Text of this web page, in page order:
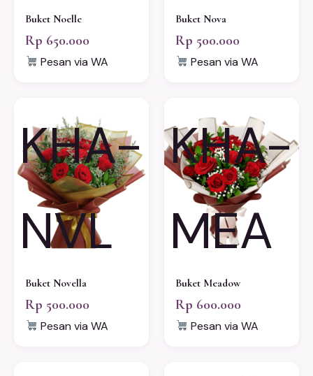
Buket Noelle
Rp 650.000
Pesan via WA
Buket Nova
Rp 500.000
Pesan via WA
KHA-
NVL
Buket Novella
Rp 500.000
Pesan via WA
KHA-
MEA
Buket Meadow
Rp 600.000
Pesan via WA